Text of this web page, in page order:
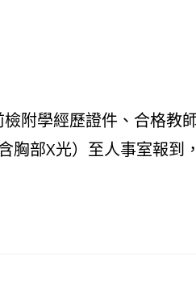
附學經歷證件、合格教
胸部X光）至人事室報到